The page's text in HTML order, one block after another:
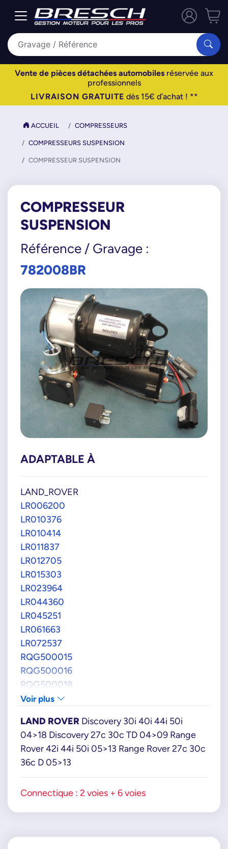
Vente de pièces détachées automobiles réservée aux
professionnels
LIVRAISON GRATUITE dès 15€ d’achat ! **
ACCUEIL COMPRESSEURS
COMPRESSEURS SUSPENSION
COMPRESSEUR SUSPENSION
COMPRESSEUR
SUSPENSION
Référence / Gravage :
782008BR
ADAPTABLE À
LAND_ROVER
LR006200
LR010376
LR010414
LR011837
LR012705
LR015303
LR023964
LR044360
LR045251
LR061663
LR072537
RQG500015
RQG500016
RQG500018
RQG500019
RQG500071
RQG500072
RQG500080
RQG500090
RQG500130
RQG500150
KPL001MT
Voir plus
LAND ROVER Discovery 30i 40i 44i 50i
04>18 Discovery 27c 30c TD 04>09 Range
Rover 42i 44i 50i 05>13 Range Rover 27c 30c
36c D 05>13
Connectique : 2 voies + 6 voies